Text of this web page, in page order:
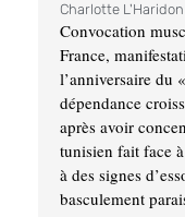
Charlotte L'Haridon
Convocation
France,
l’anniversaire du
dépendance
après avoir
tunisien fait face
à des signes
basculement